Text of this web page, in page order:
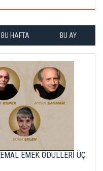
BU HAFTA BU AY
EMEK ÖDÜLLERİ ÜÇ